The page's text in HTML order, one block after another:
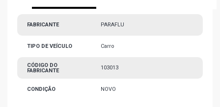
FABRICANTE PARAFLU
TIPO DE VEÍCULO Carro
CÓDIGO DO
FABRICANTE
103013
CONDIÇÃO NOVO